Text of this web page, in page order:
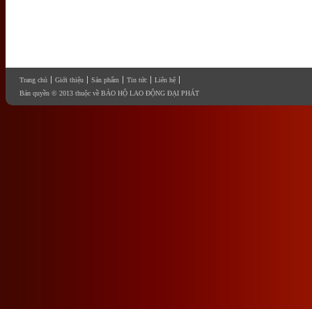
Trang chủ Giới thiệu Sản phẩm Tin tức
Liên hệ
Bản quyền © 2013 thuộc về BẢO HỘ LAO ĐỘNG ĐẠI PHÁT